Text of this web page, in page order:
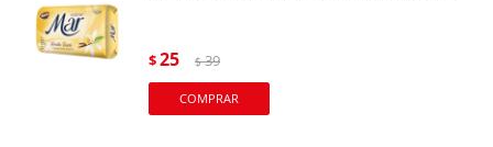
$25 $ 39